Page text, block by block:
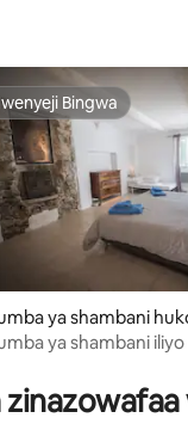
wa 4.69 kati ya 5,
Bingwa
Bingwa
ya shambani
ya shambani